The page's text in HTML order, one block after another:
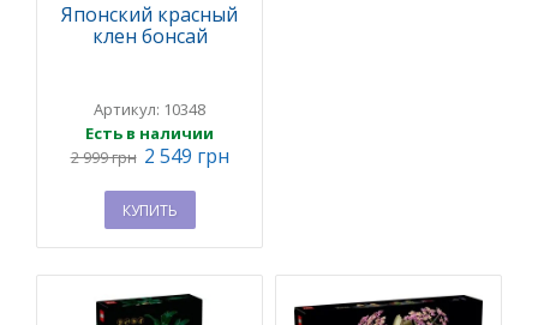
Японский красный
клен бонсай
Артикул: 10348
Есть в наличии
2 999 грн 2 549 грн
КУПИТЬ